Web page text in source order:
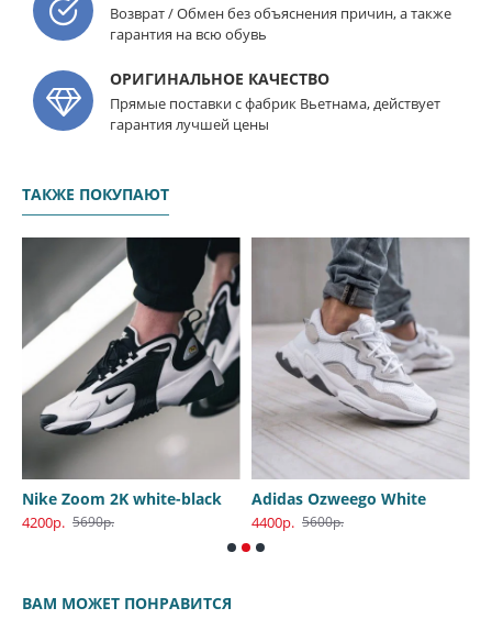
Возврат / Обмен без объяснения причин, а также
гарантия на всю обувь
ОРИГИНАЛЬНОЕ КАЧЕСТВО
Прямые поставки с фабрик Вьетнама, действует
гарантия лучшей цены
ТАКЖЕ ПОКУПАЮТ
Nike Zoom 2K white-black
4200р. 5690р.
Adidas Ozweego White
4400р. 5600р.
ВАМ МОЖЕТ ПОНРАВИТСЯ